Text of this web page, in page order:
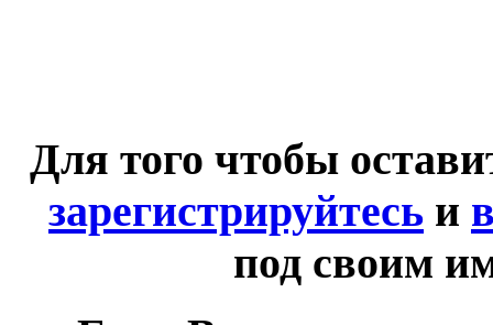
Для того чтобы
зарегистрируйтесь и
под своим